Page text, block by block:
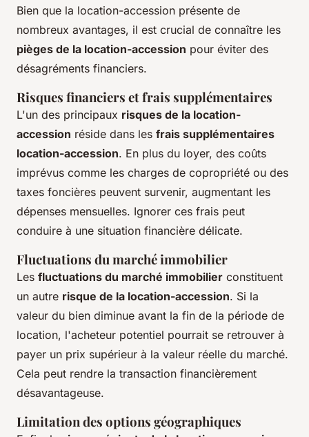
Bien que la location-accession présente de
nombreux avantages, il est crucial de connaître les
pièges de la location-accession pour éviter des
désagréments financiers.
Risques financiers et frais supplémentaires
L'un des principaux risques de la location-
accession réside dans les frais supplémentaires
location-accession. En plus du loyer, des coûts
imprévus comme les charges de copropriété ou des
taxes foncières peuvent survenir, augmentant les
dépenses mensuelles. Ignorer ces frais peut
conduire à une situation financière délicate.
Fluctuations du marché immobilier
Les fluctuations du marché immobilier constituent
un autre risque de la location-accession. Si la
valeur du bien diminue avant la fin de la période de
location, l'acheteur potentiel pourrait se retrouver à
payer un prix supérieur à la valeur réelle du marché.
Cela peut rendre la transaction financièrement
désavantageuse.
Limitation des options géographiques